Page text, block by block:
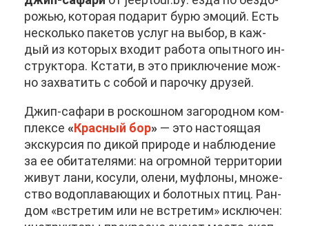
ро­жью, ко­то­рая по­да­рит бу­рю эмо­ций. Есть
несколь­ко па­ке­тов услуг на вы­бор, в каж­
дый из ко­то­рых вхо­дит ра­бо­та опыт­но­го ин­
струк­то­ра. Кста­ти, в это при­клю­че­ние мож­
но за­хва­тить с со­бой и па­роч­ку дру­зей.
Джип-са­фа­ри в рос­кош­ном за­го­род­ном ком­
плек­се «Крас­ный бор» — это на­сто­я­щая
экс­кур­сия по ди­кой при­ро­де и на­блю­де­ние
за ее оби­та­те­ля­ми: на огром­ной тер­ри­то­рии
жи­вут ла­ни, ко­су­ли, оле­ни, му­фло­ны, мно­же­
ство во­до­пла­ва­ю­щих и бо­лот­ных птиц. Ран­
дом «встре­тим или не встре­тим» ис­клю­чен: